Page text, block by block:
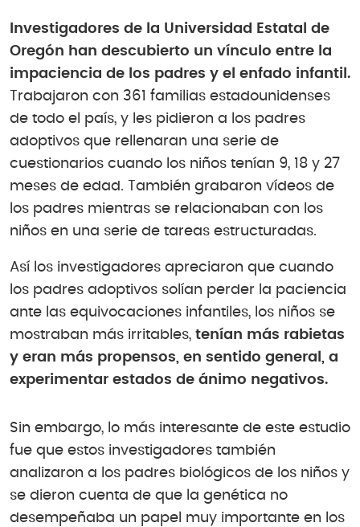
Investigadores de la Universidad Estatal de
Oregón han descubierto un vínculo entre la
impaciencia de los padres y el enfado infantil.
Trabajaron con 361 familias estadounidenses
de todo el país, y les pidieron a los padres
adoptivos que rellenaran una serie de
cuestionarios cuando los niños tenían 9, 18 y 27
meses de edad. También grabaron vídeos de
los padres mientras se relacionaban con los
niños en una serie de tareas estructuradas.
Así los investigadores apreciaron que cuando
los padres adoptivos solían perder la paciencia
ante las equivocaciones infantiles, los niños se
mostraban más irritables, tenían más rabietas
y eran más propensos, en sentido general, a
experimentar estados de ánimo negativos.
Sin embargo, lo más interesante de este estudio
fue que estos investigadores también
analizaron a los padres biológicos de los niños y
se dieron cuenta de que la genética no
desempeñaba un papel muy importante en los